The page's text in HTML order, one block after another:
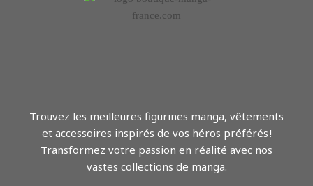
Trouvez les meilleures figurines manga, vêtements
et accessoires inspirés de vos héros préférés !
Transformez votre passion en réalité avec nos
vastes collections de manga.